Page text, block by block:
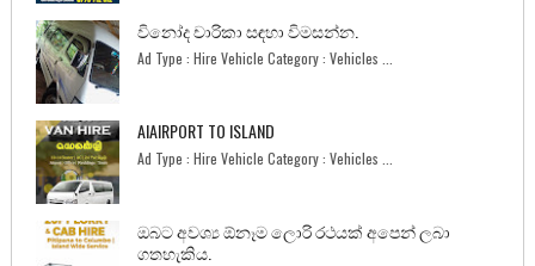
විනෝද චාරිකා සඳහා විමසන්න.
Ad Type : Hire Vehicle Category : Vehicles ...
AIAIRPORT TO ISLAND
Ad Type : Hire Vehicle Category : Vehicles ...
ඔබට අවශ්‍ය ඕනෑම ලොරි රථයක් අපෙන් ලබා
ගතහැකිය.